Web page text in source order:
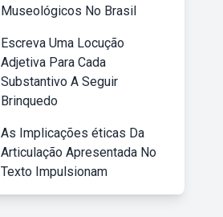
Museológicos No Brasil
Escreva Uma Locução
Adjetiva Para Cada
Substantivo A Seguir
Brinquedo
As Implicações éticas Da
Articulação Apresentada No
Texto Impulsionam